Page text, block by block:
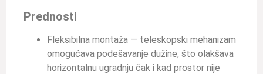
Prednosti
Fleksibilna montaža — teleskopski mehanizam
omogućava podešavanje dužine, što olakšava
horizontalnu ugradnju čak i kad prostor nije